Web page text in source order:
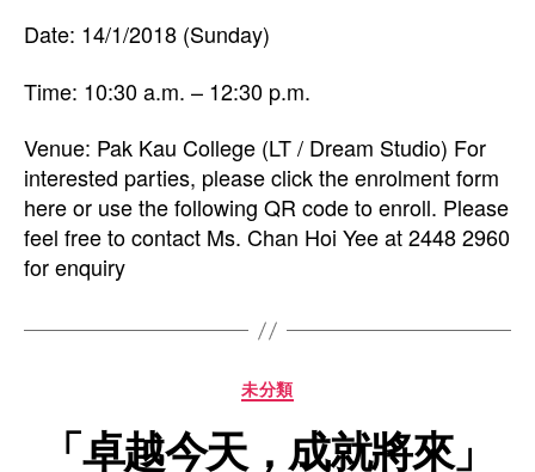
Date: 14/1/2018 (Sunday)
Time: 10:30 a.m. – 12:30 p.m.
Venue: Pak Kau College (LT / Dream Studio) For
interested parties, please click the enrolment form
here or use the following QR code to enroll. Please
feel free to contact Ms. Chan Hoi Yee at 2448 2960
for enquiry
未分類
「卓越今天，成就將來」